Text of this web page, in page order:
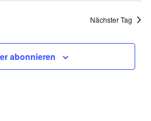
Nächster Tag
abonnieren